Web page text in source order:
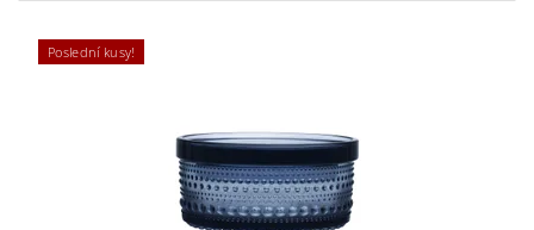
Poslední kusy!